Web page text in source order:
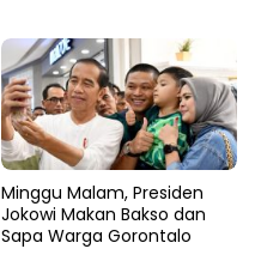
Minggu Malam, Presiden
Jokowi Makan Bakso dan
Sapa Warga Gorontalo